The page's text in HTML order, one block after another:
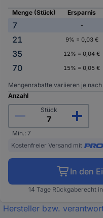
Menge (Stück)
Ersparnis
7 -
21
9% = 0,03 €
35
12% = 0,04 €
70
15% = 0,05 €
Mengenrabatte variieren je
Anzahl
Stück
Min.: 7
Kostenfreier Versand mit
In den
14 Tage Rückgaberecht
Hersteller bzw.